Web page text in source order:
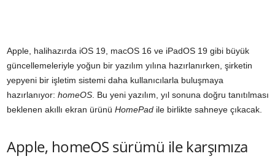
Apple, halihazırda iOS 19, macOS 16 ve iPadOS 19 gibi büyük
güncellemeleriyle yoğun bir yazılım yılına hazırlanırken, şirketin
yepyeni bir işletim sistemi daha kullanıcılarla buluşmaya
hazırlanıyor: homeOS. Bu yeni yazılım, yıl sonuna doğru tanıtılması
beklenen akıllı ekran ürünü HomePad ile birlikte sahneye çıkacak.
Apple, homeOS sürümü ile karşımıza